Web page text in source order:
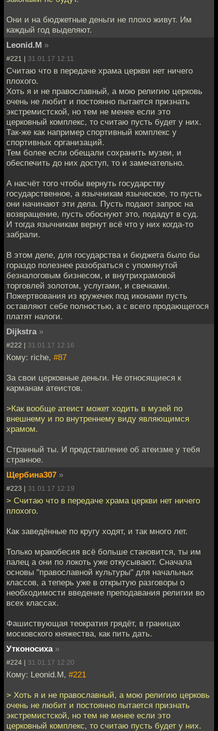
Они и на бюджетные деньги не плохо живут. Им
каждый год выделяют.
Leonid.M »
#221 | 31.01.17 12:11
Считаю что в передаче храма церкви нет ничего
плохого.
Хоть я и не православный, а мою религию церковь
очень не любит и постоянно пытается признать
экстремистской, но тем не менее если это
церковный комплекс, то считаю пусть будет у них.
Так-же как например спортивный комплекс у
спортивных организаций.
Тем более если обещали сохранить музеи, и
обеспечить до них доступ, то и замечательно.
А насчёт того чтобы вернуть государству
государственное, а язычникам языческое, то пусть
они начинают эти дела. Пусть подают запрос на
возвращение, пусть обоснуют это, подадут в суд.
И тогда язычникам вернут всё что у них когда-то
забрали.
В этом деле, для государства и бюджета было бы
гораздо полезнее разобраться с упомянутой
безналоговым бизнесом, и внутрихрамовой
торговлей золотом, услугами, и свечками.
Пожертвования из кружечек под иконами пусть
оставляют себе полностью, а с всего продающегося
платят налоги.
Dijkstra »
#222 | 31.01.17 12:16
Кому: riche, #87
За свои церковные деньги. Не относящиеся к
карманам атеистов.
>Как вообще атеист может ходить в музей по
внешнему и по внутреннему виду являющимся
храмом.
Странный ты. И представление об атеизме у тебя
странное.
Щербина307 »
#223 | 31.01.17 12:19
> Считаю что в передаче храма церкви нет ничего
плохого.
Как заведённые по кругу ходят, и так много лет.
Только мракобесия всё больше становится, ты им
палец а они по локоть уже откусывают. Сначала
основы "православной культуры" для начальных
классов, а теперь уже в открытую разговоры о
необходимости введение преподавания религии во
всех классах.
Фашиствующая теократия грядёт, в границах
московского княжества, как пить дать.
Утконосиха »
#224 | 31.01.17 12:20
Кому: Leonid.M, #221
> Хоть я и не православный, а мою религию церковь
очень не любит и постоянно пытается признать
экстремистской, но тем не менее если это
церковный комплекс, то считаю пусть будет у них.